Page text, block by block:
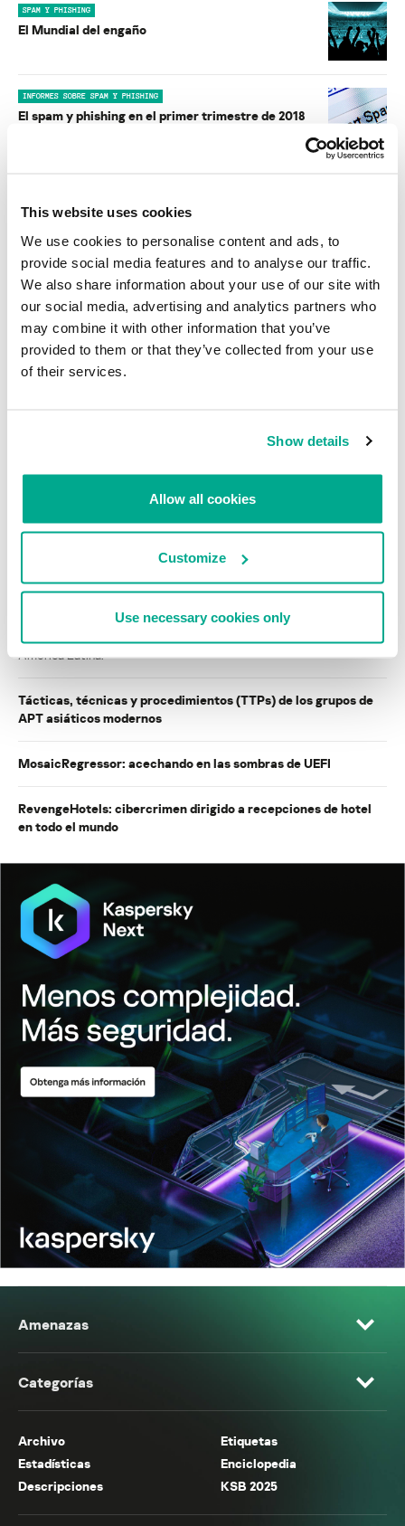
This website uses cookies
We use cookies to personalise content and ads, to
provide social media features and to analyse our traffic.
We also share information about your use of our site with
our social media, advertising and analytics partners who
may combine it with other information that you’ve
provided to them or that they’ve collected from your use
of their services.
Show details
Allow all cookies
Customize
Use necessary cookies only
SPAM Y PHISHING
El Mundial del engaño
INFORMES SOBRE SPAM Y PHISHING
El spam y phishing en el primer trimestre de 2018
INFORMES SOBRE SPAM Y PHISHING
Spam y phishing en el tercer trimestre de 2017
INFORMES SOBRE SPAM Y PHISHING
Spam y phishing en el segundo trimestre de 2017
INFORMES
Kaspersky proporciona información sobre la actividad y los TTPs
del APT BlindEagle. Grupo que apunta a organizaciones e
América Latina.
Tácticas, técnicas y procedimientos (TTPs) de los grupos de
APT asiáticos modernos
MosaicRegressor: acechando en las sombras de UEFI
RevengeHotels: cibercrimen dirigido a recepciones de hotel
en todo el mundo
Amenazas
Categorías
Archivo
Etiquetas
Estadísticas
Enciclopedia
Descripciones
KSB 2025